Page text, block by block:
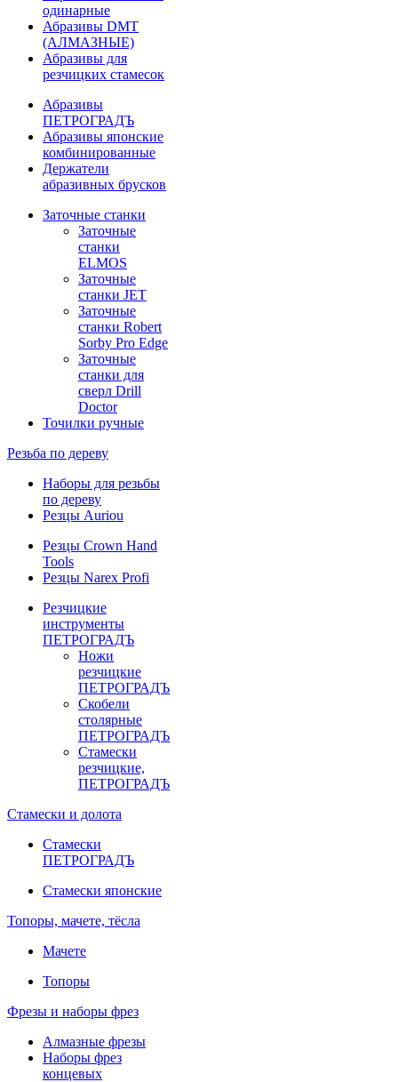
одинарные
Абразивы DMT
(АЛМАЗНЫЕ)
Абразивы для
резчицких стамесок
Абразивы
ПЕТРОГРАДЪ
Абразивы японские
комбинированные
Держатели
абразивных брусков
Заточные станки
Заточные
станки
ELMOS
Заточные
станки JET
Заточные
станки Robert
Sorby Pro Edge
Заточные
станки для
сверл Drill
Doctor
Точилки ручные
Резьба по дереву
Наборы для резьбы
по дереву
Резцы Auriou
Резцы Crown Hand
Tools
Резцы Narex Profi
Резчицкие
инструменты
ПЕТРОГРАДЪ
Ножи
резчицкие
ПЕТРОГРАДЪ
Скобели
столярные
ПЕТРОГРАДЪ
Стамески
резчицкие,
ПЕТРОГРАДЪ
Стамески и долота
Стамески
ПЕТРОГРАДЪ
Стамески японские
Топоры, мачете, тёсла
Мачете
Топоры
Фрезы и наборы фрез
Алмазные фрезы
Наборы фрез
концевых